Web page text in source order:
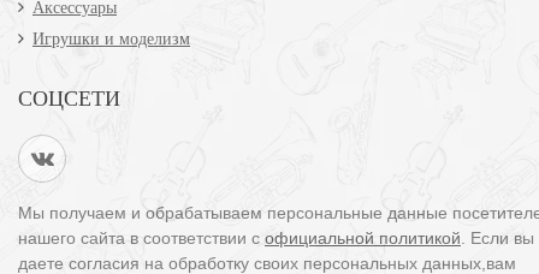
Аксессуары
Игрушки и моделизм
СОЦСЕТИ
Мы получаем и обрабатываем персональные данные
нашего сайта в соответствии с официальной политикой . Если
даете согласия на обработку своих персональных данных,вам